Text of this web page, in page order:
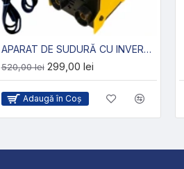
APARAT DE SUDURĂ CU INVERTOR ȘI DISPLAY KRONBERG 400A GERMANY
520,00 lei 299,00 lei
Adaugă în Coş